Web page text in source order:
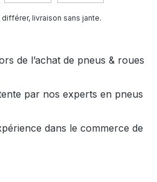
différer, livraison sans jante.
de l’achat de pneus & roues
par nos experts en pneus
dans le commerce de